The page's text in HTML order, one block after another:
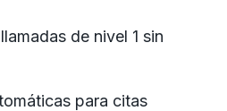
de nivel 1 sin
para citas